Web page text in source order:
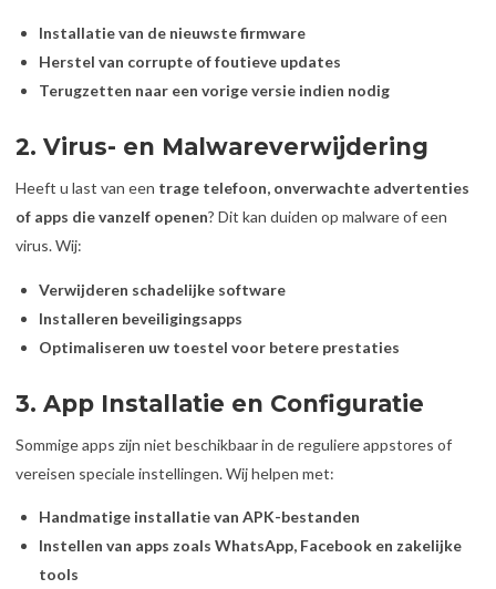
Installatie van de nieuwste firmware
Herstel van corrupte of foutieve updates
Terugzetten naar een vorige versie indien nodig
2. Virus- en Malwareverwijdering
Heeft u last van een trage telefoon, onverwachte advertenties
of apps die vanzelf openen? Dit kan duiden op malware of een
virus. Wij:
Verwijderen schadelijke software
Installeren beveiligingsapps
Optimaliseren uw toestel voor betere prestaties
3. App Installatie en Configuratie
Sommige apps zijn niet beschikbaar in de reguliere appstores of
vereisen speciale instellingen. Wij helpen met:
Handmatige installatie van APK-bestanden
Instellen van apps zoals WhatsApp, Facebook en zakelijke
tools